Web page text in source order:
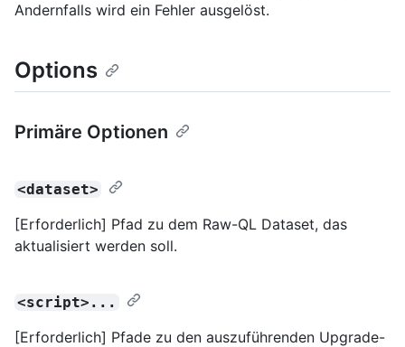
Andernfalls wird ein Fehler ausgelöst.
Options
Primäre Optionen
<dataset>
[Erforderlich] Pfad zu dem Raw-QL Dataset, das
aktualisiert werden soll.
<script>...
[Erforderlich] Pfade zu den auszuführenden Upgrade-